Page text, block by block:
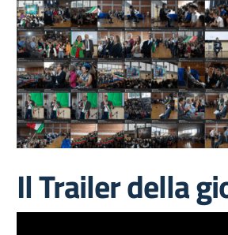
Il Trailer della